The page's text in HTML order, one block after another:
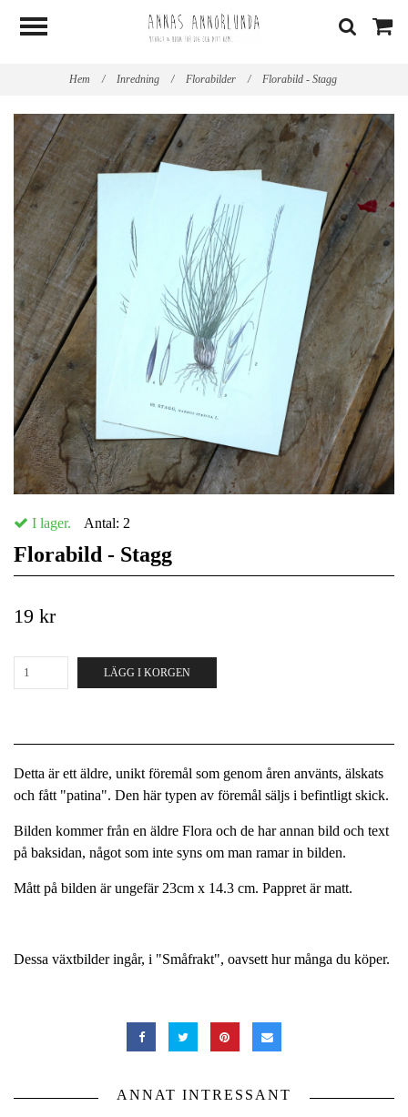
Hem / Inredning / Florabilder / Florabild - Stagg
I lager. Antal: 2
Florabild - Stagg
19 kr
LÄGG I KORGEN
Detta är ett äldre, unikt föremål som genom åren använts, älskats
och fått "patina". Den här typen av föremål säljs i befintligt skick.
Bilden kommer från en äldre Flora och de har annan bild och text
på baksidan, något som inte syns om man ramar in bilden.
Mått på bilden är ungefär 23cm x 14.3 cm. Pappret är matt.
Dessa växtbilder ingår, i "Småfrakt", oavsett hur många du köper.
ANNAT INTRESSANT